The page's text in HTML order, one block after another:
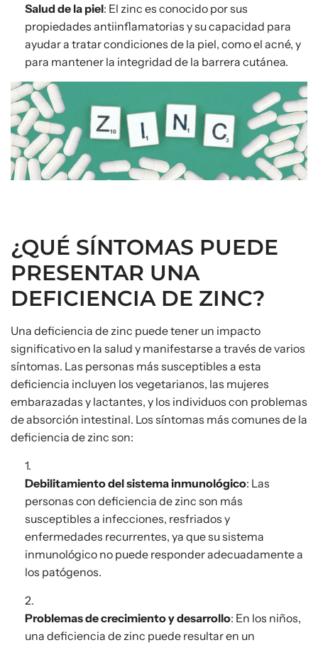
Salud de la piel: El zinc es conocido por sus
propiedades antiinflamatorias y su capacidad para
ayudar a tratar condiciones de la piel, como el acné, y
para mantener la integridad de la barrera cutánea.
¿QUÉ SÍNTOMAS PUEDE
PRESENTAR UNA
DEFICIENCIA DE ZINC?
Una deficiencia de zinc puede tener un impacto
significativo en la salud y manifestarse a través de varios
síntomas. Las personas más susceptibles a esta
deficiencia incluyen los vegetarianos, las mujeres
embarazadas y lactantes, y los individuos con problemas
de absorción intestinal. Los síntomas más comunes de la
deficiencia de zinc son:
Debilitamiento del sistema inmunológico: Las
personas con deficiencia de zinc son más
susceptibles a infecciones, resfriados y
enfermedades recurrentes, ya que su sistema
inmunológico no puede responder adecuadamente a
los patógenos.
Problemas de crecimiento y desarrollo: En los niños,
una deficiencia de zinc puede resultar en un